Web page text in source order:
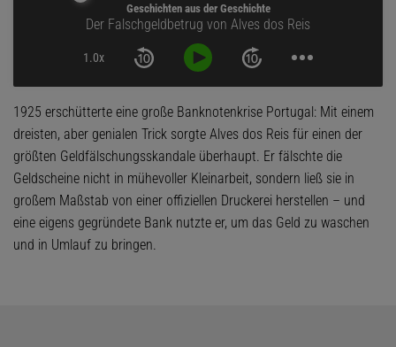
Geschichten aus der Geschichte
Der Falschgeldbetrug von Alves dos Reis
1.0x
1925 erschütterte eine große Banknotenkrise Portugal: Mit einem
dreisten, aber genialen Trick sorgte Alves dos Reis für einen der
größten Geldfälschungsskandale überhaupt. Er fälschte die
Geldscheine nicht in mühevoller Kleinarbeit, sondern ließ sie in
großem Maßstab von einer offiziellen Druckerei herstellen – und
eine eigens gegründete Bank nutzte er, um das Geld zu waschen
und in Umlauf zu bringen.